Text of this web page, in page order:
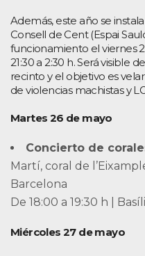
Además, este año se
Consell de Cent (Espai
funcionamiento el viernes
21:30 a 2:30 h. Será visible
recinto y el objetivo es
de violencias machistas y
Martes 26 de mayo
Concierto de
Martí, coral de
Barcelona
De 18:00 a 19:30 h |
Miércoles 27 de mayo